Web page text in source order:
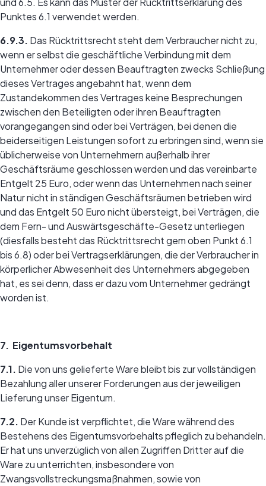
Punktes 6.1 verwendet werden.
6.9.3. Das Rücktrittsrecht steht dem Verbraucher nicht zu,
wenn er selbst die geschäftliche Verbindung mit dem
Unternehmer oder dessen Beauftragten zwecks Schließung
dieses Vertrages angebahnt hat, wenn dem
Zustandekommen des Vertrages keine Besprechungen
zwischen den Beteiligten oder ihren Beauftragten
vorangegangen sind oder bei Verträgen, bei denen die
beiderseitigen Leistungen sofort zu erbringen sind, wenn sie
üblicherweise von Unternehmern außerhalb ihrer
Geschäftsräume geschlossen werden und das vereinbarte
Entgelt 25 Euro, oder wenn das Unternehmen nach seiner
Natur nicht in ständigen Geschäftsräumen betrieben wird
und das Entgelt 50 Euro nicht übersteigt, bei Verträgen, die
dem Fern- und Auswärtsgeschäfte-Gesetz unterliegen
(diesfalls besteht das Rücktrittsrecht gem oben Punkt 6.1
bis 6.8) oder bei Vertragserklärungen, die der Verbraucher in
körperlicher Abwesenheit des Unternehmers abgegeben
hat, es sei denn, dass er dazu vom Unternehmer gedrängt
worden ist.
7. Eigentumsvorbehalt
7.1. Die von uns gelieferte Ware bleibt bis zur vollständigen
Bezahlung aller unserer Forderungen aus der jeweiligen
Lieferung unser Eigentum.
7.2. Der Kunde ist verpflichtet, die Ware während des
Bestehens des Eigentumsvorbehalts pfleglich zu behandeln.
Er hat uns unverzüglich von allen Zugriffen Dritter auf die
Ware zu unterrichten, insbesondere von
Zwangsvollstreckungsmaßnahmen, sowie von